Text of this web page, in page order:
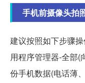
手机前摄像头拍
建议按照如下步骤
用程序管理器-全部(
份手机数据(电话薄